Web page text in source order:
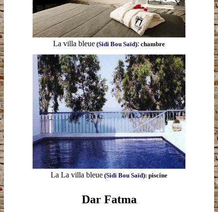
La villa bleue (Sidi Bou Saïd): chambre
La La villa bleue (Sidi Bou Saïd): piscine
Dar Fatma